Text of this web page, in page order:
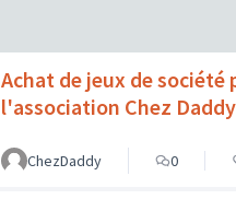
Achat de jeux de société
l'association Chez Daddy
ChezDaddy 0